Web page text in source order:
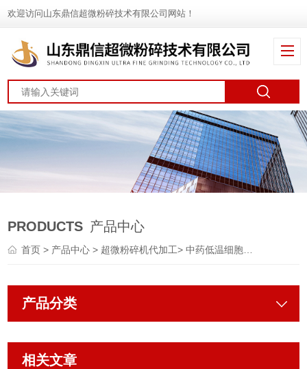
欢迎访问山东鼎信超微粉碎技术有限公司网站！
PRODUCTS 产品中心
首页> 产品中心> 超微粉碎机代加工>中药低温细胞破壁代加工
产品分类
相关文章